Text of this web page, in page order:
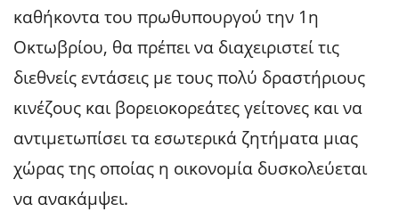
καθήκοντα του πρωθυπουργού την 1η
Οκτωβρίου, θα πρέπει να διαχειριστεί τις
διεθνείς εντάσεις με τους πολύ δραστήριους
κινέζους και βορειοκορεάτες γείτονες και να
αντιμετωπίσει τα εσωτερικά ζητήματα μιας
χώρας της οποίας η οικονομία δυσκολεύεται
να ανακάμψει.